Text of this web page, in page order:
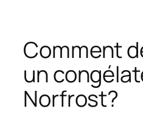
Comment
un
Norfrost?